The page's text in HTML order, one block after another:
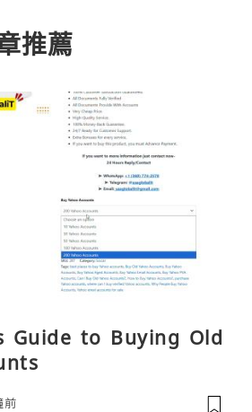
推薦
Guide to Buying Old
前